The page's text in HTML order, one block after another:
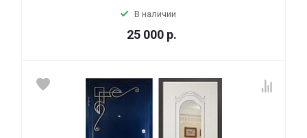
В наличии
25 000 р.